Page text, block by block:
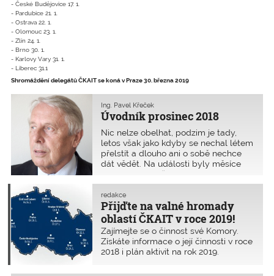
- České Budějovice 17. 1.
- Pardubice 21. 1.
- Ostrava 22. 1.
- Olomouc 23. 1.
- Zlín 24. 1.
- Brno 30. 1.
- Karlovy Vary 31. 1.
- Liberec 31.1
Shromáždění delegátů ČKAIT se koná v Praze 30. března 2019
Úvodník prosinec 2018
Ing. Pavel Křeček
Nic nelze obelhat, podzim je tady,
letos však jako kdyby se nechal létem
přelstít a dlouho ani o sobě nechce
dát vědět. Na události byly měsíce
září i říjen hodně bohaté. V nadsázce
říkám, že bych potřeboval za sebe
ještě dva klony. „Tak nemusíš být
všude!“ Je to pravda. Přestože na
mnoho akcí chodí další členové
představenstva, stejně nestíhám.
Vrátil jsem se z Neapole,
v Neapolském zálivu bylo krásně, ale
též jsem viděl, jak by časem mohla
Přijďte na valné hromady
oblastí ČKAIT v roce 2019!
redakce
Zajímejte se o činnost své Komory.
Získáte informace o její činnosti v roce
2018 i plán aktivit na rok 2019.